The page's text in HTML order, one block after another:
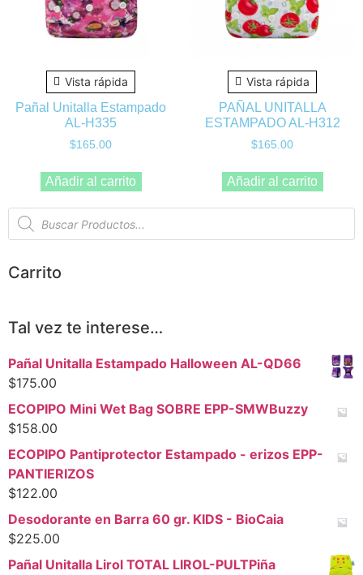
Vista rápida
Pañal Unitalla Estampado
AL-H335
$165.00
Añadir al carrito
Vista rápida
PAÑAL UNITALLA
ESTAMPADO AL-H312
$165.00
Añadir al carrito
Carrito
Tal vez te interese…
Pañal Unitalla Estampado Halloween AL-QD66
$175.00
ECOPIPO Mini Wet Bag SOBRE EPP-SMWBuzzy
$158.00
ECOPIPO Pantiprotector Estampado - erizos EPP-
PANTIERIZOS
$122.00
Desodorante en Barra 60 gr. KIDS - BioCaia
$225.00
Pañal Unitalla Lirol TOTAL LIROL-PULTPiña